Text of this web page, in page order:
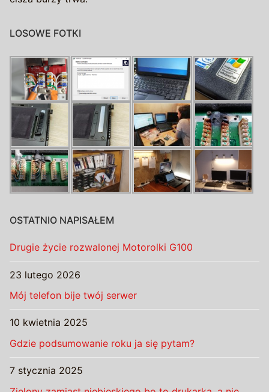
LOSOWE FOTKI
OSTATNIO NAPISAŁEM
Drugie życie rozwalonej Motorolki G100
23 lutego 2026
Mój telefon bije twój serwer
10 kwietnia 2025
Gdzie podsumowanie roku ja się pytam?
7 stycznia 2025